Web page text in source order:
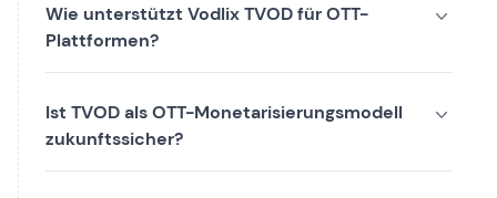
Wie unterstützt Vodlix TVOD für OTT-
Plattformen?
Ist TVOD als OTT-Monetarisierungsmodell
zukunftssicher?